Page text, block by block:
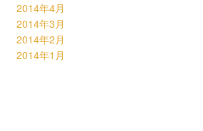
2014年4月
2014年3月
2014年2月
2014年1月